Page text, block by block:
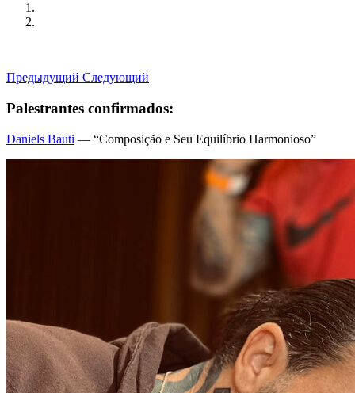
Предыдущий Следующий
Palestrantes confirmados:
Daniels Bauti — “Composição e Seu Equilíbrio Harmonioso”